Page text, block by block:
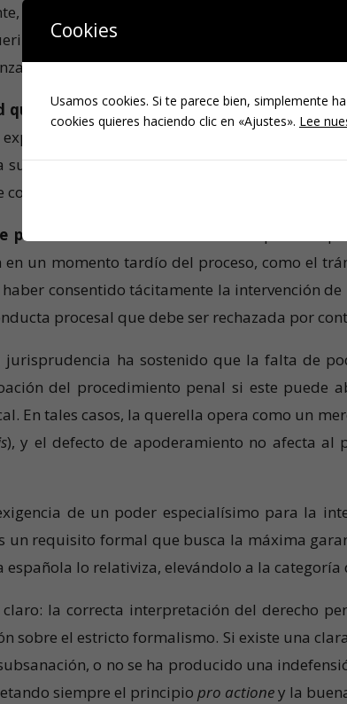
tiene el deber de requerir a las partes para su
y la admisión de la querella generan
legítima) que no puede achacarse al
querellante: Si el poder, aun sin ser
que delimita razonablemente el
suficiente, especialmente si se valoran las
conocimiento de los hechos por el querellante).
procesal:
en un momento tardío del proceso, como el
consentido tácitamente la intervención
procesal que debe ser rechazada por
jurisprudencia ha sostenido que la falta de
del procedimiento penal si este puede
En tales casos, la querella opera como un
), y el defecto de apoderamiento no afecta al
de un poder especialísimo para la
un requisito formal que busca la máxima
lo relativiza, elevándolo a la categoría
claro: la correcta interpretación del derecho
sobre el estricto formalismo. Si existe una
o no se ha producido una
siempre el principiopro actioney la
Cookies
Usamos cookies. Si te parece bien, simplemente
cookies quieres haciendo clic en «Ajustes». Lee